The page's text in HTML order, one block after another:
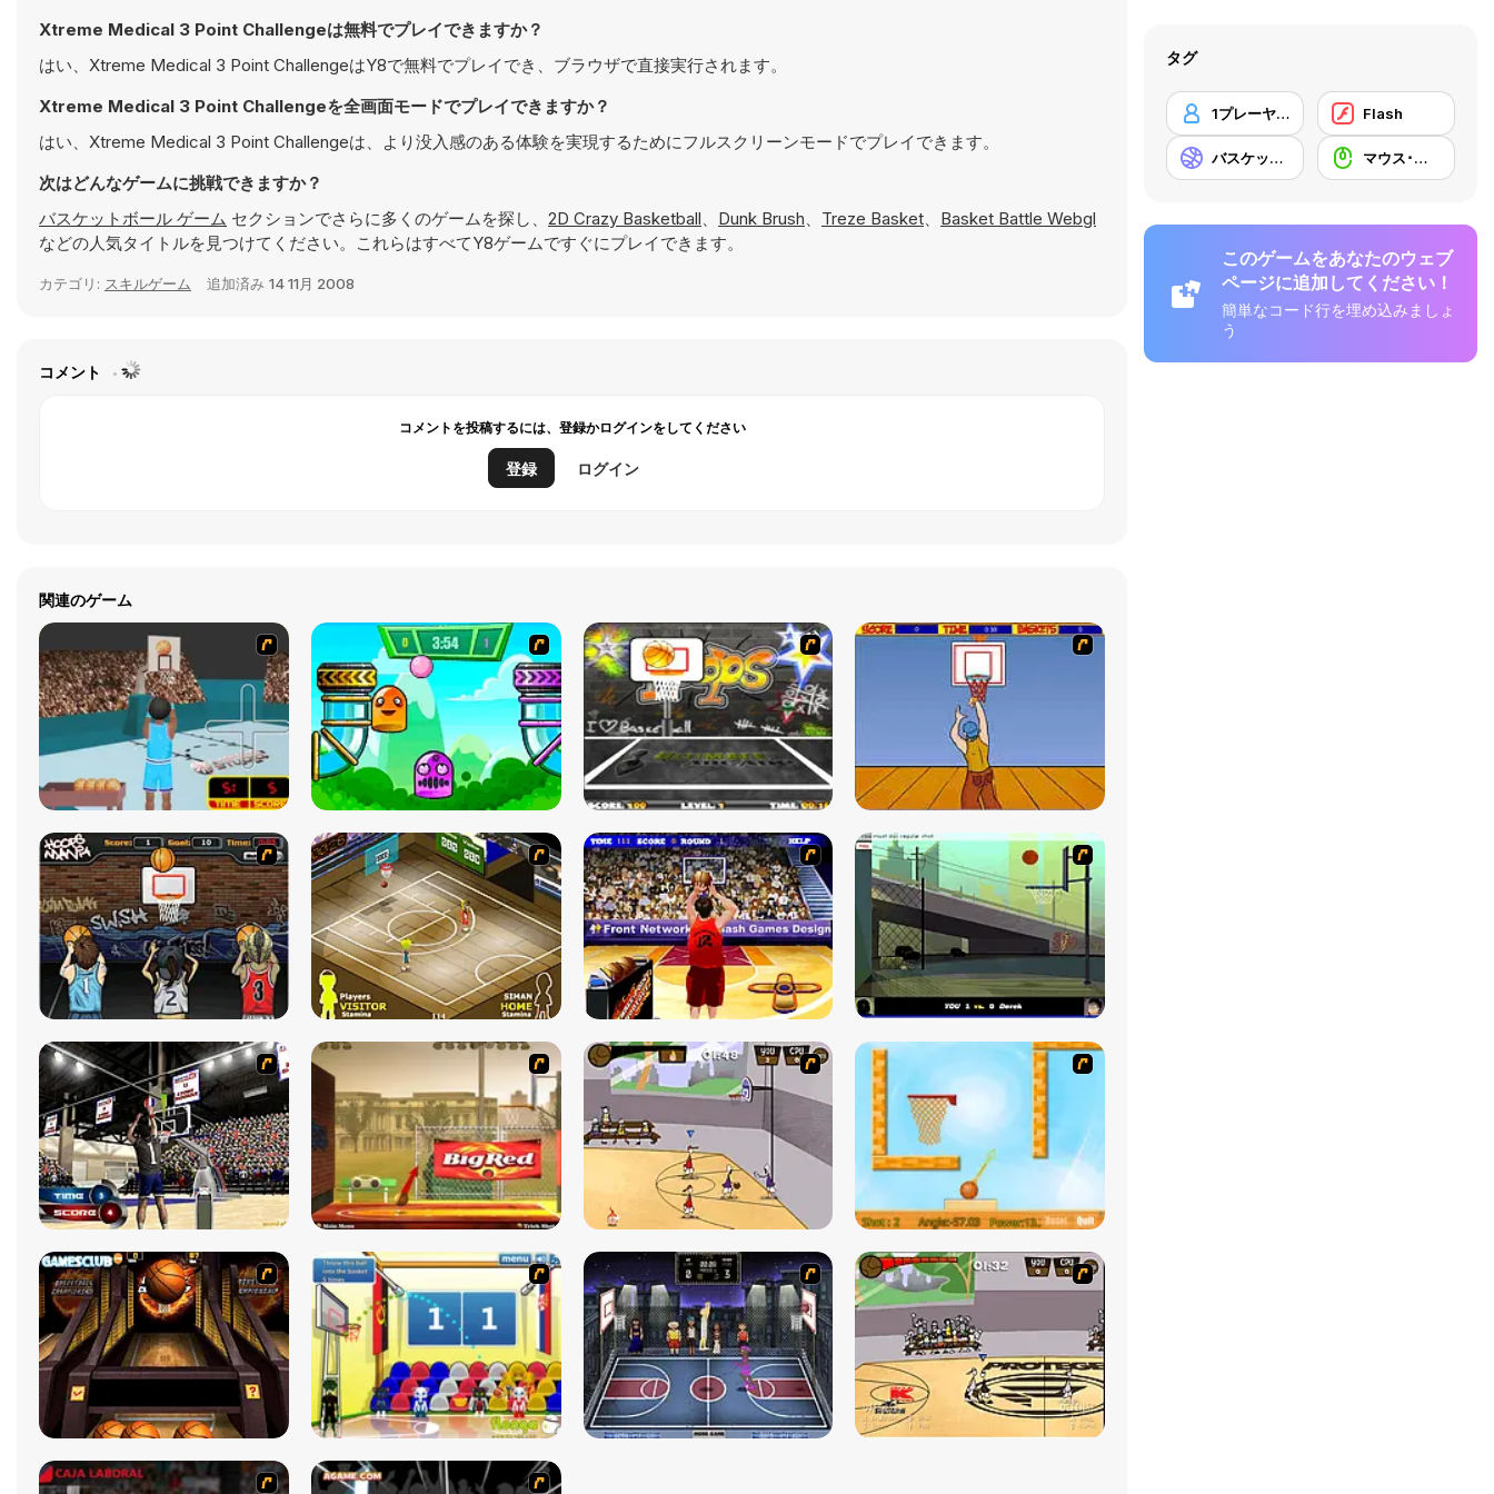
Xtreme Medical 3 Point Challengeは無料でプレイできますか？
はい、Xtreme Medical 3 Point ChallengeはY8で無料でプレイでき、ブラウザで直接実行されます。
Xtreme Medical 3 Point Challengeを全画面モードでプレイできますか？
はい、Xtreme Medical 3 Point Challengeは、より没入感のある体験を実現するためにフルスクリーンモードでプレイできます。
次はどんなゲームに挑戦できますか？
バスケットボール ゲーム セクションでさらに多くのゲームを探し、 2D Crazy Basketball、 Dunk Brush、 Treze Basket、 Basket Battle Webgl
などの人気タイトルを見つけてください。これらはすべてY8ゲームですぐにプレイできます。
カテゴリ: スキルゲーム 追加済み 14 11月 2008
コメント
コメントを投稿するには、登録かログインをしてください
登録 ログイン
関連のゲーム
タグ
1プレーヤー Flash
バスケットボール マウス･スキル
このゲームをあなたのウェブ
ページに追加してください！
簡単なコード行を埋め込みましょ
う